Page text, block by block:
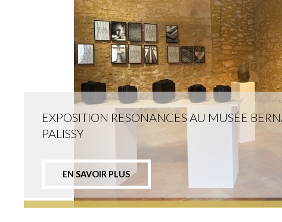
EXPOSITION RESONANCES AU MUSÉE
PALISSY
EN SAVOIR PLUS